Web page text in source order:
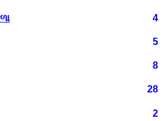
4
5
8
28
2